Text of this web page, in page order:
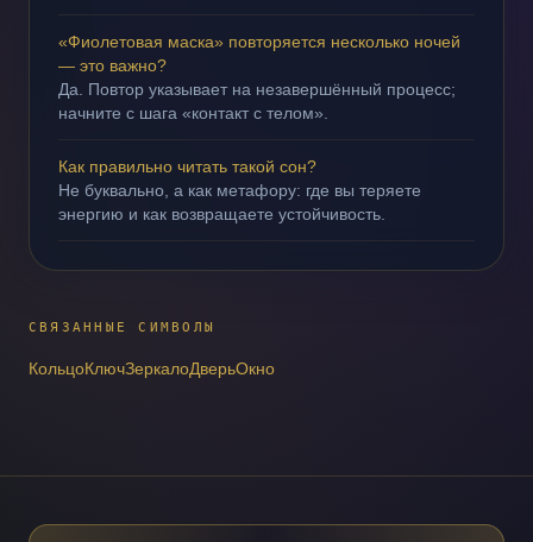
«Фиолетовая маска» повторяется несколько ночей
— это важно?
Да. Повтор указывает на незавершённый процесс;
начните с шага «контакт с телом».
Как правильно читать такой сон?
Не буквально, а как метафору: где вы теряете
энергию и как возвращаете устойчивость.
СВЯЗАННЫЕ СИМВОЛЫ
КольцоКлючЗеркалоДверьОкно